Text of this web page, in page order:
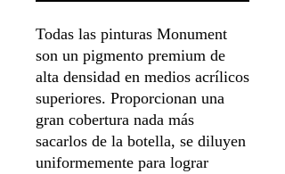
Todas las pinturas Monument
son un pigmento premium de
alta densidad en medios acrílicos
superiores. Proporcionan una
gran cobertura nada más
sacarlos de la botella, se diluyen
uniformemente para lograr